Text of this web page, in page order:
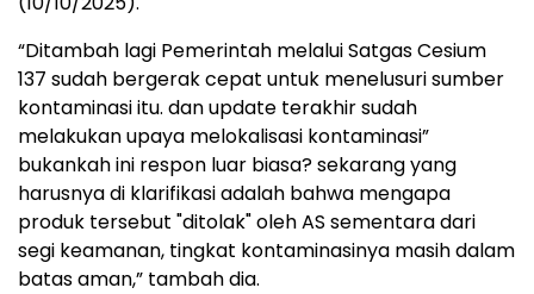
“Ditambah lagi Pemerintah melalui Satgas Cesium
137 sudah bergerak cepat untuk menelusuri sumber
kontaminasi itu. dan update terakhir sudah
melakukan upaya melokalisasi kontaminasi”
bukankah ini respon luar biasa? sekarang yang
harusnya di klarifikasi adalah bahwa mengapa
produk tersebut "ditolak" oleh AS sementara dari
segi keamanan, tingkat kontaminasinya masih dalam
batas aman,” tambah dia.